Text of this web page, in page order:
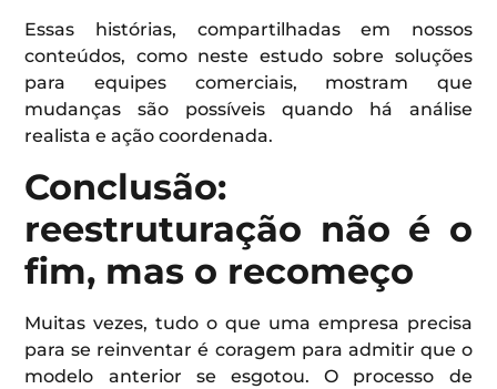
Essas histórias, compartilhadas em nossos
conteúdos, como neste estudo sobre soluções
para equipes comerciais, mostram que
mudanças são possíveis quando há análise
realista e ação coordenada.
Conclusão:
reestruturação não é o
fim, mas o recomeço
Muitas vezes, tudo o que uma empresa precisa
para se reinventar é coragem para admitir que o
modelo anterior se esgotou. O processo de